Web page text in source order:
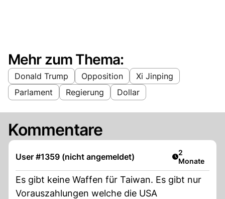
Mehr zum Thema:
Donald Trump Opposition
Xi Jinping
Parlament
Regierung Dollar
Kommentare
User #1359 (nicht angemeldet) Artikel
2
Monate
Es gibt keine Waffen für Taiwan. Es gibt nur
Vorauszahlungen welche die USA